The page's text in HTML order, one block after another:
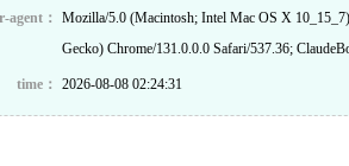
agent：
Mozilla/5.0 (Macintosh; Intel Mac OS X
Gecko) Chrome/131.0.0.0 Safari/537.36;
time： 2026-08-08 02:24:31